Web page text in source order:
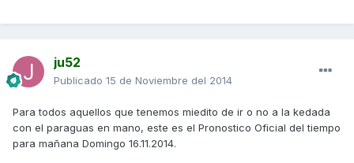
ju52
Publicado 15 de Noviembre del 2014
Para todos aquellos que tenemos miedito de ir o no a la kedada
con el paraguas en mano, este es el Pronostico Oficial del tiempo
para mañana Domingo 16.11.2014.